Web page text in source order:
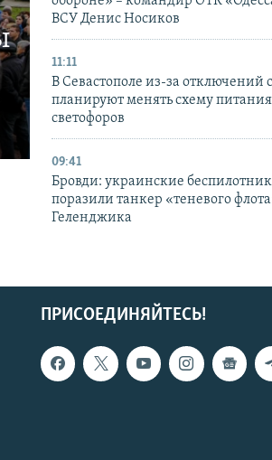
ВСУ Денис Носиков
11:11
В Севастополе из-за отключений
планируют менять схему питания
светофоров
09:41
Бровди: украинские
поразили танкер «теневого
Геленджика
ПРИСОЕДИНЯЙТЕСЬ!